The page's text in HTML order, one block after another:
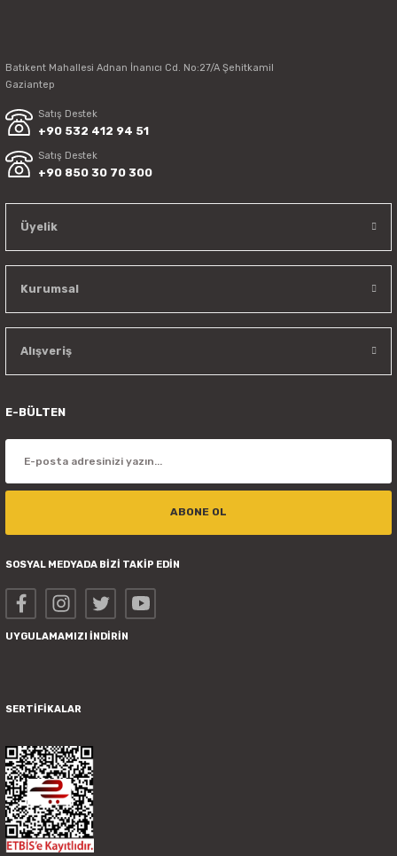
Batıkent Mahallesi Adnan İnanıcı Cd. No:27/A Şehitkamil
Gaziantep
Satış Destek
+90 532 412 94 51
Satış Destek
+90 850 30 70 300
Üyelik
Kurumsal
Alışveriş
E-BÜLTEN
ABONE OL
SOSYAL MEDYADA BİZİ TAKİP EDİN
UYGULAMAMIZI İNDİRİN
SERTİFİKALAR